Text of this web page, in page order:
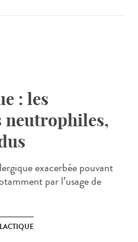
: les
neutrophiles,
exacerbée pouvant
par l’usage de